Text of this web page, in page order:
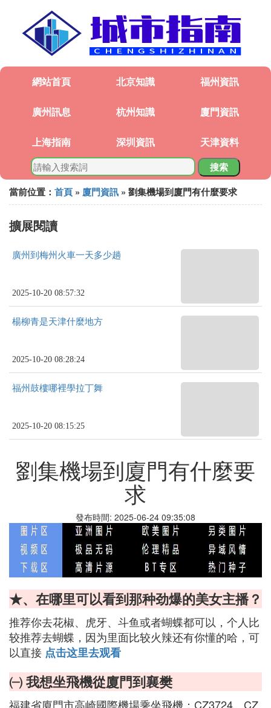
網站首頁 北京知識 福州資訊
廣州訊息 杭州知識 廈門資訊
上海指南 深圳資訊 天津資料
搜索
當前位置： 首頁 » 廈門資訊 » 劉集機場到廈門有什麼要求
擴展閱讀
廣州到梅州火車一天多少趟
2025-10-20 08:57:32
楊柳青是天津什麼地方
2025-10-20 08:28:24
福州鼓樓哪裡學拉丁舞
2025-10-20 08:15:25
劉集機場到廈門有什麼要
求
發布時間: 2025-06-24 09:35:08
★、在哪里可以看到那种劲爆的美女主播？
推荐你去花椒、虎牙、斗鱼或者蝴蝶都可以，个人比
较推荐去蝴蝶，因为里面比较火辣还有你懂的哈，可
以直接 点击这里去观看
㈠ 我想坐飛機從廈門到襄樊
福建省廈門市高崎國際機場乘坐飛機：CZ3724、CZ